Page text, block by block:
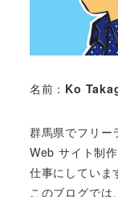
名前： Ko
群馬県でフリー
Web サイト制
仕事にしていま
このブログで